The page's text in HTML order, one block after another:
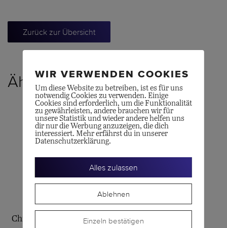
Zurück zur Übersicht
Ähnliche Produkte
BREITLING
Chronomat Automatic 36
BREITLING
Chronomat 32
WIR VERWENDEN COOKIES
Um diese Website zu betreiben, ist es für uns
notwendig Cookies zu verwenden. Einige
Cookies sind erforderlich, um die Funktionalität
zu gewährleisten, andere brauchen wir für
unsere Statistik und wieder andere helfen uns
dir nur die Werbung anzuzeigen, die dich
interessiert. Mehr erfährst du in unserer
Datenschutzerklärung.
Alles zulassen
Ablehnen
Einzeln bestätigen